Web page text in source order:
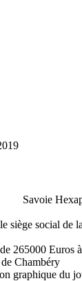
Savoie
siège social
265000 Euros
Chambéry
graphique du